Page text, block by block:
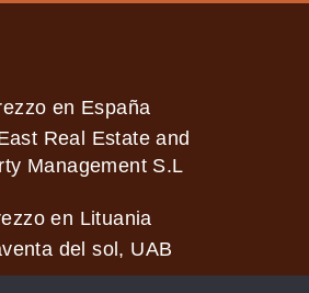
en España
Real Estate and
Management S.L
en Lituania
del sol, UAB